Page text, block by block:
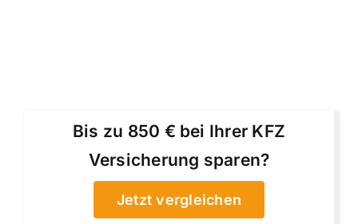
Bis zu 850 € bei Ihrer KFZ
Versicherung sparen?
Jetzt vergleichen